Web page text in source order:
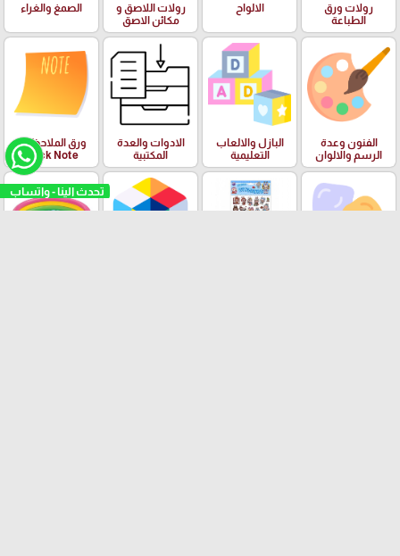
تحدث الينا - واتساب
رولات ورق
الطباعة
الالواح
رولات اللاصق و
مكائن الاصق
الصمغ والغراء
الفنون وعدة
الرسم والالوان
البازل والالعاب
التعليمية
الادوات والعدة
المكتبية
ورق الملاحظات
Stick Note